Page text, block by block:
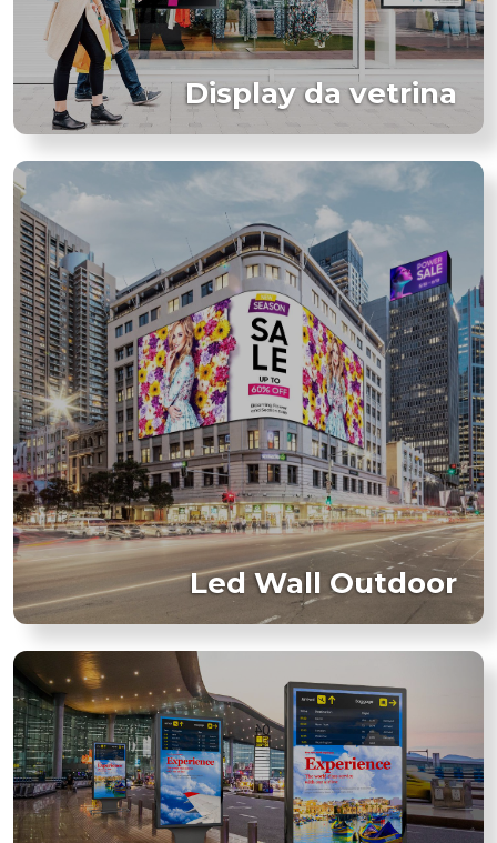
Display da vetrina
Led Wall Outdoor